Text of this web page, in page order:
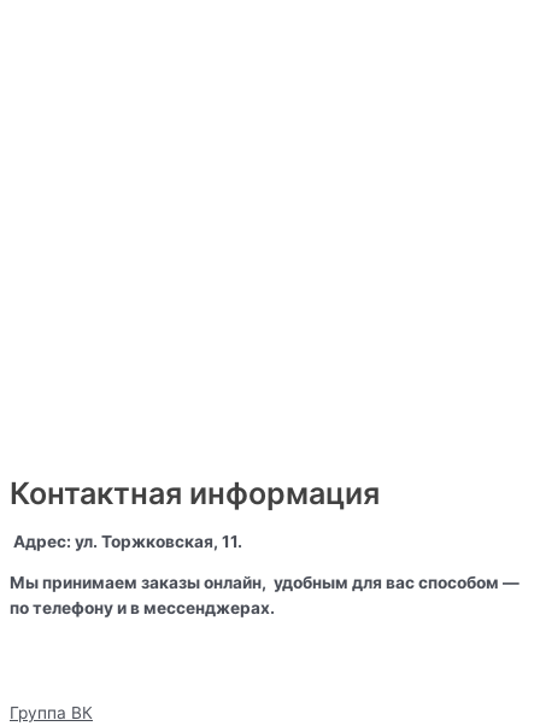
Контактная информация
Адрес: ул. Торжковская, 11.
Мы принимаем заказы онлайн, удобным для вас способом —
по телефону и в мессенджерах.
Группа ВК